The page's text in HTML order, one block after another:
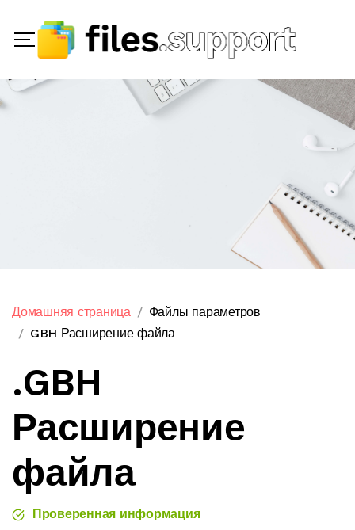
Домашняя страница
Файлы параметров
GBH Расширение файла
.GBH
Расширение
файла
Проверенная информация